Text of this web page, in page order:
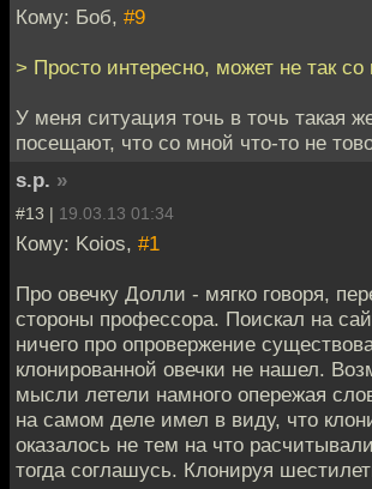
Кому: Боб, #9
> Просто интересно, может не так со
У меня ситуация точь в точь такая
посещают, что со мной что-то не
s.p. »
#13 | 19.03.13 01:34
Кому: Koios, #1
Про овечку Долли - мягко говоря,
стороны профессора. Поискал на
ничего про опровержение
клонированной овечки не нашел.
мысли летели намного опережая
на самом деле имел в виду, что
оказалось не тем на что
тогда соглашусь. Клонируя